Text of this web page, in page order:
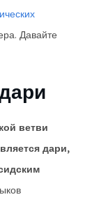
Давайте
ветви
дари,